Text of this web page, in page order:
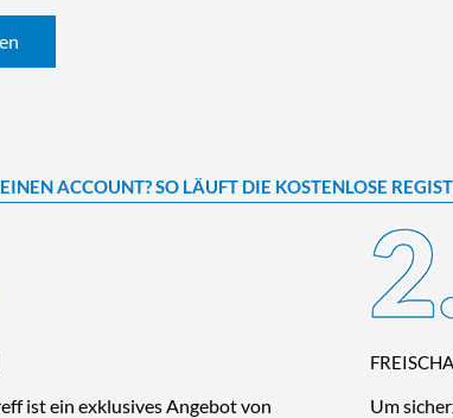
ACCOUNT? SO LÄUFT DIE KOSTENLOSE
ist ein exklusives Angebot von
Um